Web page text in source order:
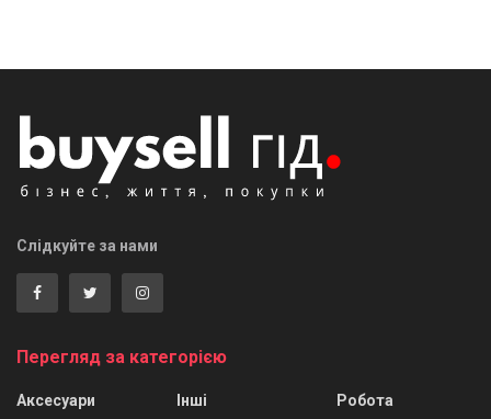
Слідкуйте за нами
Перегляд за категорією
Аксесуари
Інші
Робота